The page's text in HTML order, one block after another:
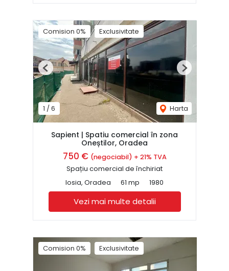
Comision 0% Exclusivitate
1 / 6 Harta
Previous Next
Sapient | Spatiu comercial în zona
Oneștilor, Oradea
750 € (negociabil) + 21% TVA
Spațiu comercial de închiriat
Iosia, Oradea
61 mp 1980
Vezi mai multe detalii
Comision 0% Exclusivitate